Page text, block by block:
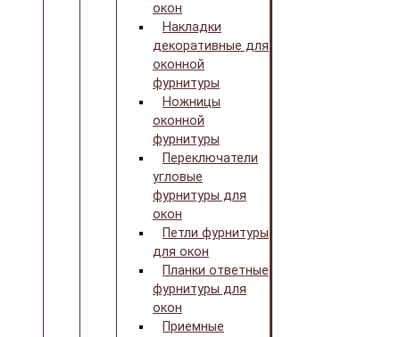
окон
Накладки
декоративные для
оконной
фурнитуры
Ножницы
оконной
фурнитуры
Переключатели
угловые
фурнитуры для
окон
Петли фурнитуры
для окон
Планки ответные
фурнитуры для
окон
Приемные